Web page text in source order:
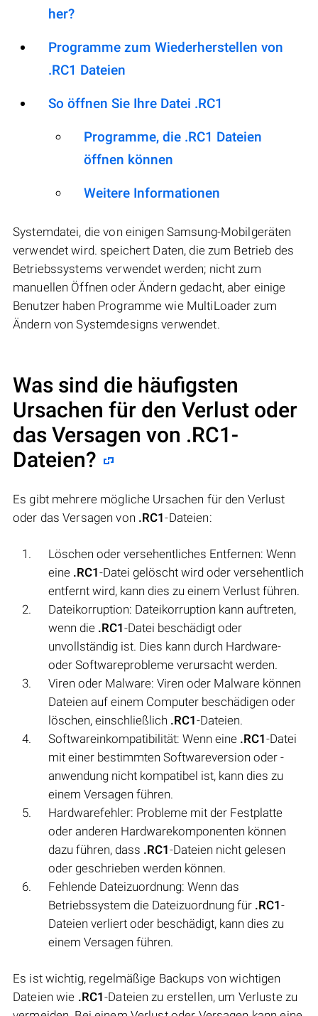
her?
Programme zum Wiederherstellen von
.RC1 Dateien
So öffnen Sie Ihre Datei .RC1
Programme, die .RC1 Dateien
öffnen können
Weitere Informationen
Systemdatei, die von einigen Samsung-Mobilgeräten
verwendet wird. speichert Daten, die zum Betrieb des
Betriebssystems verwendet werden; nicht zum
manuellen Öffnen oder Ändern gedacht, aber einige
Benutzer haben Programme wie MultiLoader zum
Ändern von Systemdesigns verwendet.
Was sind die häufigsten
Ursachen für den Verlust oder
das Versagen von .RC1-
Dateien?
Es gibt mehrere mögliche Ursachen für den Verlust
oder das Versagen von .RC1-Dateien:
Löschen oder versehentliches Entfernen: Wenn
eine .RC1-Datei gelöscht wird oder versehentlich
entfernt wird, kann dies zu einem Verlust führen.
Dateikorruption: Dateikorruption kann auftreten,
wenn die .RC1-Datei beschädigt oder
unvollständig ist. Dies kann durch Hardware-
oder Softwareprobleme verursacht werden.
Viren oder Malware: Viren oder Malware können
Dateien auf einem Computer beschädigen oder
löschen, einschließlich .RC1-Dateien.
Softwareinkompatibilität: Wenn eine .RC1-Datei
mit einer bestimmten Softwareversion oder -
anwendung nicht kompatibel ist, kann dies zu
einem Versagen führen.
Hardwarefehler: Probleme mit der Festplatte
oder anderen Hardwarekomponenten können
dazu führen, dass .RC1-Dateien nicht gelesen
oder geschrieben werden können.
Fehlende Dateizuordnung: Wenn das
Betriebssystem die Dateizuordnung für .RC1-
Dateien verliert oder beschädigt, kann dies zu
einem Versagen führen.
Es ist wichtig, regelmäßige Backups von wichtigen
Dateien wie .RC1-Dateien zu erstellen, um Verluste zu